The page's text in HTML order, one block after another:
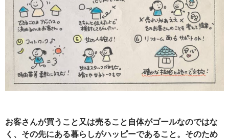
お客さんが買うこと又は売ること自体がゴールなのではな
く、その先にある暮らしがハッピーであること。そのため